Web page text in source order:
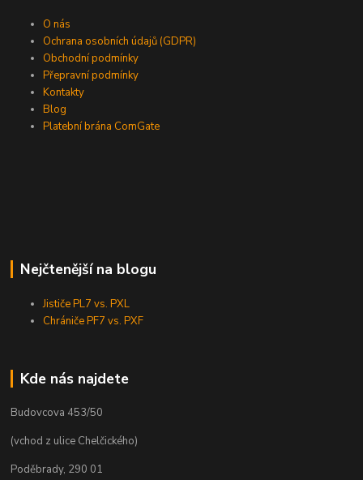
O nás
Ochrana osobních údajů (GDPR)
Obchodní podmínky
Přepravní podmínky
Kontakty
Blog
Platební brána ComGate
Nejčtenější na blogu
Jističe PL7 vs. PXL
Chrániče PF7 vs. PXF
Kde nás najdete
Budovcova 453/50
(vchod z ulice Chelčického)
Poděbrady, 290 01